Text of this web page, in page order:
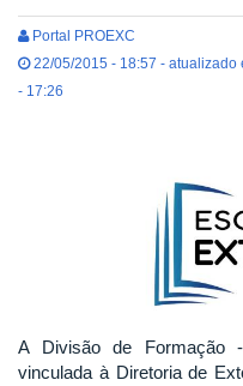
Portal PROEXC
22/05/2015 - 18:57 - atualizado
- 17:26
A Divisão de Formação
vinculada à Diretoria de